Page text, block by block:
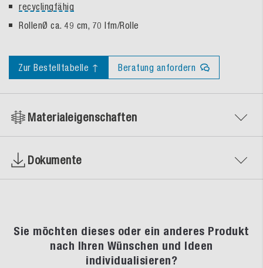
recyclingfähig
RollenØ ca. 49 cm, 70 lfm/Rolle
Zur Bestelltabelle ↑ Beratung anfordern
Materialeigenschaften
Dokumente
Sie möchten dieses oder ein anderes Produkt
nach Ihren Wünschen und Ideen
individualisieren?